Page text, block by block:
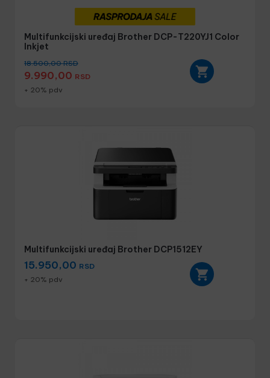
Multifunkcijski uređaj Brother DCP-T220YJ1 Color
Inkjet
18.500,00RSD
9.990,00 RSD
+ 20% pdv
Multifunkcijski uređaj Brother DCP1512EY
15.950,00 RSD
+ 20% pdv